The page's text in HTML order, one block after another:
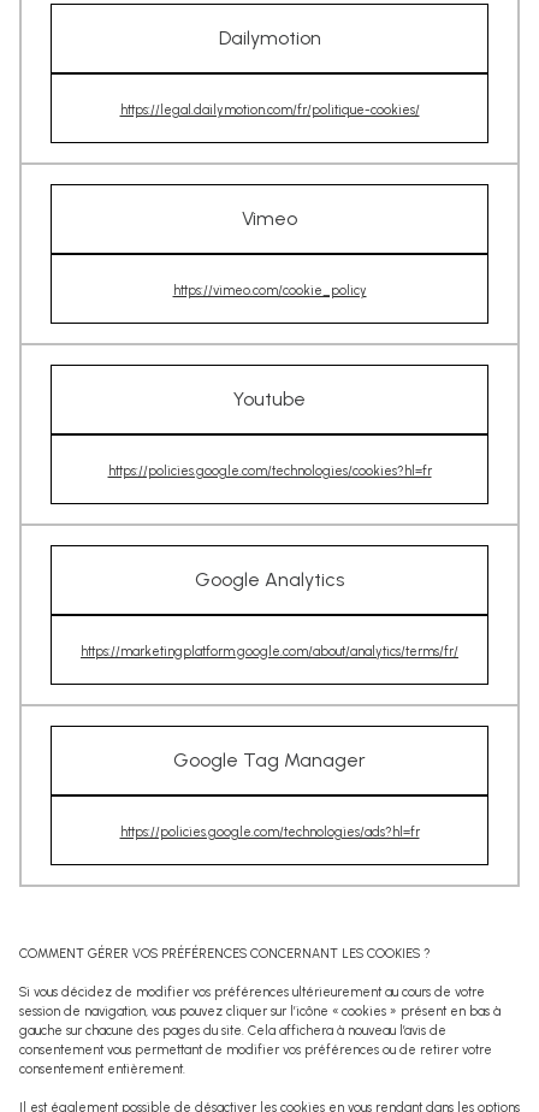
Dailymotion
https://legal.dailymotion.com/fr/politique-cookies/
Vimeo
https://vimeo.com/cookie_policy
Youtube
https://policies.google.com/technologies/cookies?hl=fr
Google Analytics
https://marketingplatform.google.com/about/analytics/terms/fr/
Google Tag Manager
https://policies.google.com/technologies/ads?hl=fr
COMMENT GÉRER VOS PRÉFÉRENCES CONCERNANT LES COOKIES ?
Si vous décidez de modifier vos préférences ultérieurement au cours de votre
session de navigation, vous pouvez cliquer sur l’icône « cookies » présent en bas à
gauche sur chacune des pages du site. Cela affichera à nouveau l’avis de
consentement vous permettant de modifier vos préférences ou de retirer votre
consentement entièrement.
Il est également possible de désactiver les cookies en vous rendant dans les options